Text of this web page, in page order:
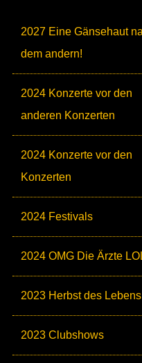
2027 Eine Gänsehaut
dem andern!
2024 Konzerte vor den
anderen Konzerten
2024 Konzerte vor den
Konzerten
2024 Festivals
2024 OMG Die Ärzte
2023 Herbst des Lebens
2023 Clubshows